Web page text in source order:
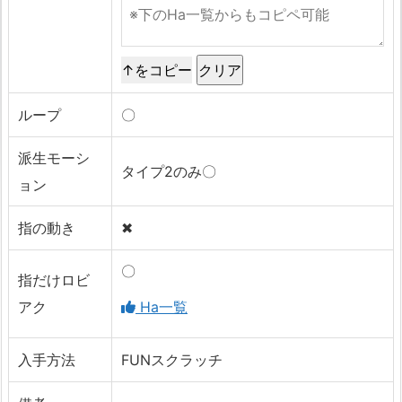
↑をコピー
ループ 〇
派生モーシ
ョン
タイプ2のみ〇
指の動き ✖
指だけロビ
アク
〇
Ha一覧
入手方法 FUNスクラッチ